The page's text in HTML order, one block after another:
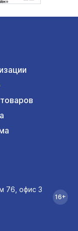
76, офис 3
16+